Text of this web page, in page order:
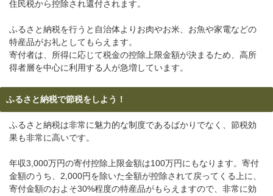
住民税から控除され還付されます。
ふるさと納税を行うと自治体よりお肉やお米、お魚や家電などの
特産品がお礼としてもらえます。
寄付者は、所得に応じて税金の控除上限金額が決まるため、高所
得者層を中心に利用する人が急増しています。
ふるさと納税で節税をしよう！
ふるさと納税は非常に魅力的な制度であるばかりでなく、節税効
果も非常に高いです。
年収3,000万円の寄付控除上限金額は100万円にもなります。寄付
金額のうち、2,000円を除いた全額が控除されて戻ってくる上に、
寄付金額のおよそ30%程度の特産品がもらえますので、非常に効